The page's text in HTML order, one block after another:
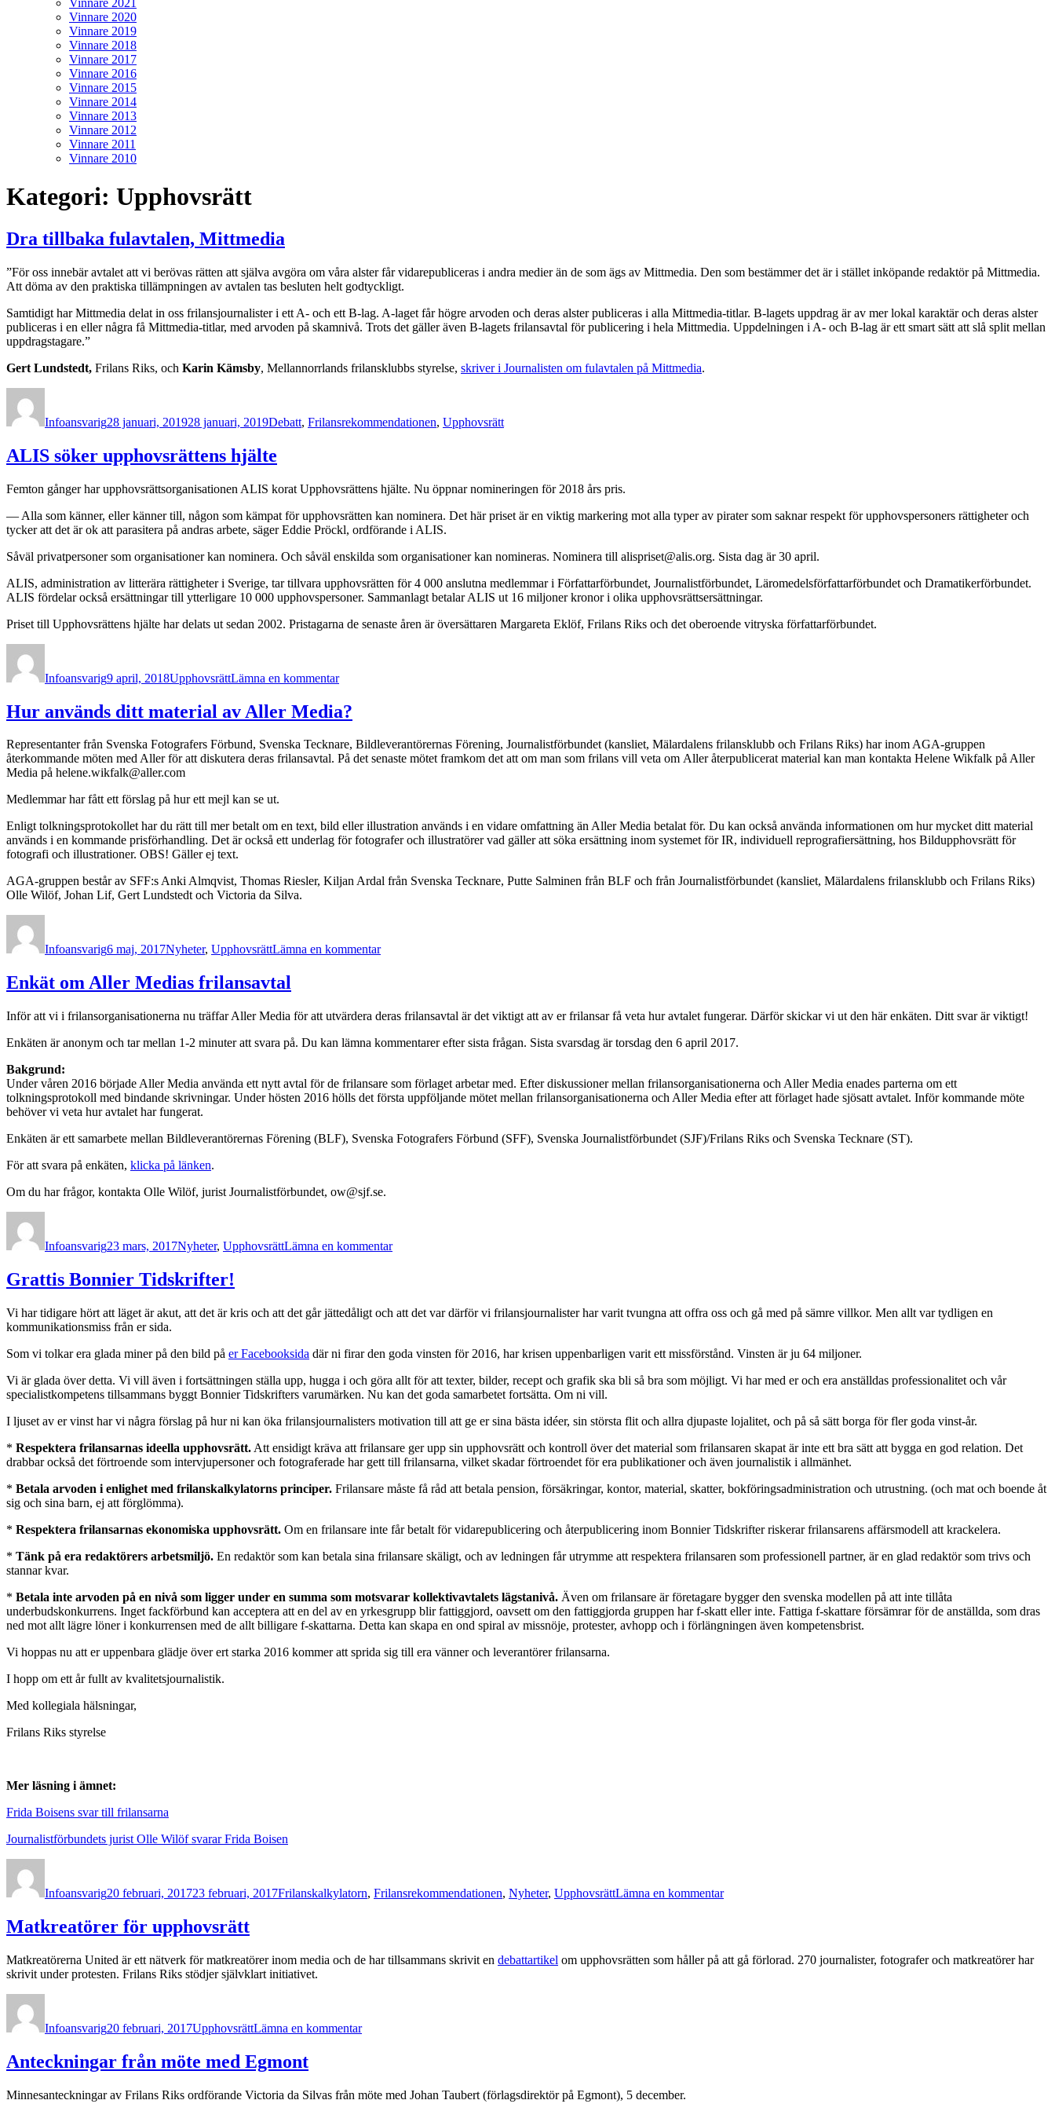
Vinnare 2021
Vinnare 2020
Vinnare 2019
Vinnare 2018
Vinnare 2017
Vinnare 2016
Vinnare 2015
Vinnare 2014
Vinnare 2013
Vinnare 2012
Vinnare 2011
Vinnare 2010
Kategori: Upphovsrätt
Dra tillbaka fulavtalen, Mittmedia
”För oss innebär avtalet att vi berövas rätten att själva avgöra om våra alster får vidarepubliceras i andra medier än de som ägs av Mittmedia. Den som bestämmer det är i stället inköpande redaktör på Mittmedia.
Att döma av den praktiska tillämpningen av avtalen tas besluten helt godtyckligt.
Samtidigt har Mittmedia delat in oss frilansjournalister i ett A- och ett B-lag. A-laget får högre arvoden och deras alster publiceras i alla Mittmedia-titlar. B-lagets uppdrag är av mer lokal karaktär och deras alster
publiceras i en eller några få Mittmedia-titlar, med arvoden på skamnivå. Trots det gäller även B-lagets frilansavtal för publicering i hela Mittmedia. Uppdelningen i A- och B-lag är ett smart sätt att slå split mellan
uppdragstagare.”
Gert Lundstedt, Frilans Riks, och Karin Kämsby, Mellannorrlands frilansklubbs styrelse, skriver i Journalisten om fulavtalen på Mittmedia.
Infoansvarig28 januari, 201928 januari, 2019Debatt, Frilansrekommendationen, Upphovsrätt
ALIS söker upphovsrättens hjälte
Femton gånger har upphovsrättsorganisationen ALIS korat Upphovsrättens hjälte. Nu öppnar nomineringen för 2018 års pris.
— Alla som känner, eller känner till, någon som kämpat för upphovsrätten kan nominera. Det här priset är en viktig markering mot alla typer av pirater som saknar respekt för upphovspersoners rättigheter och
tycker att det är ok att parasitera på andras arbete, säger Eddie Pröckl, ordförande i ALIS.
Såväl privatpersoner som organisationer kan nominera. Och såväl enskilda som organisationer kan nomineras. Nominera till alispriset@alis.org. Sista dag är 30 april.
ALIS, administration av litterära rättigheter i Sverige, tar tillvara upphovsrätten för 4 000 anslutna medlemmar i Författarförbundet, Journalistförbundet, Läromedelsförfattarförbundet och Dramatikerförbundet.
ALIS fördelar också ersättningar till ytterligare 10 000 upphovspersoner. Sammanlagt betalar ALIS ut 16 miljoner kronor i olika upphovsrättsersättningar.
Priset till Upphovsrättens hjälte har delats ut sedan 2002. Pristagarna de senaste åren är översättaren Margareta Eklöf, Frilans Riks och det oberoende vitryska författarförbundet.
Infoansvarig9 april, 2018UpphovsrättLämna en kommentarsöker
hjälte
Hur används ditt material av Aller Media?
Representanter från Svenska Fotografers Förbund, Svenska Tecknare, Bildleverantörernas Förening, Journalistförbundet (kansliet, Mälardalens frilansklubb och Frilans Riks) har inom AGA-gruppen
återkommande möten med Aller för att diskutera deras frilansavtal. På det senaste mötet framkom det att om man som frilans vill veta om Aller återpublicerat material kan man kontakta Helene Wikfalk på Aller
Media på helene.wikfalk@aller.com
Medlemmar har fått ett förslag på hur ett mejl kan se ut.
Enligt tolkningsprotokollet har du rätt till mer betalt om en text, bild eller illustration används i en vidare omfattning än Aller Media betalat för. Du kan också använda informationen om hur mycket ditt material
används i en kommande prisförhandling. Det är också ett underlag för fotografer och illustratörer vad gäller att söka ersättning inom systemet för IR, individuell reprografiersättning, hos Bildupphovsrätt för
fotografi och illustrationer. OBS! Gäller ej text.
AGA-gruppen består av SFF:s Anki Almqvist, Thomas Riesler, Kiljan Ardal från Svenska Tecknare, Putte Salminen från BLF och från Journalistförbundet (kansliet, Mälardalens frilansklubb och Frilans Riks)
Olle Wilöf, Johan Lif, Gert Lundstedt och Victoria da Silva.
Infoansvarig6 maj, 2017Nyheter, UpphovsrättLämna en kommentaranvänds
Media?
Enkät om Aller Medias frilansavtal
Inför att vi i frilansorganisationerna nu träffar Aller Media för att utvärdera deras frilansavtal är det viktigt att av er frilansar få veta hur avtalet fungerar. Därför skickar vi ut den här enkäten. Ditt svar är viktigt!
Enkäten är anonym och tar mellan 1-2 minuter att svara på. Du kan lämna kommentarer efter sista frågan. Sista svarsdag är torsdag den 6 april 2017.
Bakgrund:
Under våren 2016 började Aller Media använda ett nytt avtal för de frilansare som förlaget arbetar med. Efter diskussioner mellan frilansorganisationerna och Aller Media enades parterna om ett
tolkningsprotokoll med bindande skrivningar. Under hösten 2016 hölls det första uppföljande mötet mellan frilansorganisationerna och Aller Media efter att förlaget hade sjösatt avtalet. Inför kommande möte
behöver vi veta hur avtalet har fungerat.
Enkäten är ett samarbete mellan Bildleverantörernas Förening (BLF), Svenska Fotografers Förbund (SFF), Svenska Journalistförbundet (SJF)/Frilans Riks och Svenska Tecknare (ST).
För att svara på enkäten, klicka på länken.
Om du har frågor, kontakta Olle Wilöf, jurist Journalistförbundet, ow@sjf.se.
Infoansvarig23 mars, 2017Nyheter, UpphovsrättLämna en kommentarom
Grattis Bonnier Tidskrifter!
Vi har tidigare hört att läget är akut, att det är kris och att det går jättedåligt och att det var därför vi frilansjournalister har varit tvungna att offra oss och gå med på sämre villkor. Men allt var tydligen en
kommunikationsmiss från er sida.
Som vi tolkar era glada miner på den bild på er Facebooksida där ni firar den goda vinsten för 2016, har krisen uppenbarligen varit ett missförstånd. Vinsten är ju 64 miljoner.
Vi är glada över detta. Vi vill även i fortsättningen ställa upp, hugga i och göra allt för att texter, bilder, recept och grafik ska bli så bra som möjligt. Vi har med er och era anställdas professionalitet och vår
specialistkompetens tillsammans byggt Bonnier Tidskrifters varumärken. Nu kan det goda samarbetet fortsätta. Om ni vill.
I ljuset av er vinst har vi några förslag på hur ni kan öka frilansjournalisters motivation till att ge er sina bästa idéer, sin största flit och allra djupaste lojalitet, och på så sätt borga för fler goda vinst-år.
* Respektera frilansarnas ideella upphovsrätt. Att ensidigt kräva att frilansare ger upp sin upphovsrätt och kontroll över det material som frilansaren skapat är inte ett bra sätt att bygga en god relation. Det
drabbar också det förtroende som intervjupersoner och fotograferade har gett till frilansarna, vilket skadar förtroendet för era publikationer och även journalistik i allmänhet.
* Betala arvoden i enlighet med frilanskalkylatorns principer. Frilansare måste få råd att betala pension, försäkringar, kontor, material, skatter, bokföringsadministration och utrustning. (och mat och boende åt
sig och sina barn, ej att förglömma).
* Respektera frilansarnas ekonomiska upphovsrätt. Om en frilansare inte får betalt för vidarepublicering och återpublicering inom Bonnier Tidskrifter riskerar frilansarens affärsmodell att krackelera.
* Tänk på era redaktörers arbetsmiljö. En redaktör som kan betala sina frilansare skäligt, och av ledningen får utrymme att respektera frilansaren som professionell partner, är en glad redaktör som trivs och
stannar kvar.
* Betala inte arvoden på en nivå som ligger under en summa som motsvarar kollektivavtalets lägstanivå. Även om frilansare är företagare bygger den svenska modellen på att inte tillåta
underbudskonkurrens. Inget fackförbund kan acceptera att en del av en yrkesgrupp blir fattiggjord, oavsett om den fattiggjorda gruppen har f-skatt eller inte. Fattiga f-skattare försämrar för de anställda, som dras
ned mot allt lägre löner i konkurrensen med de allt billigare f-skattarna. Detta kan skapa en ond spiral av missnöje, protester, avhopp och i förlängningen även kompetensbrist.
Vi hoppas nu att er uppenbara glädje över ert starka 2016 kommer att sprida sig till era vänner och leverantörer frilansarna.
I hopp om ett år fullt av kvalitetsjournalistik.
Med kollegiala hälsningar,
Frilans Riks styrelse
Mer läsning i ämnet:
Frida Boisens svar till frilansarna
Journalistförbundets jurist Olle Wilöf svarar Frida Boisen
Infoansvarig20 februari, 201723 februari, 2017Frilanskalkylatorn, Frilansrekommendationen, Nyheter, UpphovsrättLämna en kommentarBonnier
Matkreatörer för upphovsrätt
Matkreatörerna United är ett nätverk för matkreatörer inom media och de har tillsammans skrivit en debattartikel om upphovsrätten som håller på att gå förlorad. 270 journalister, fotografer och matkreatörer har
skrivit under protesten. Frilans Riks stödjer självklart initiativet.
Infoansvarig20 februari, 2017UpphovsrättLämna en kommentarför
Anteckningar från möte med Egmont
Minnesanteckningar av Frilans Riks ordförande Victoria da Silvas från möte med Johan Taubert (förlagsdirektör på Egmont), 5 december.